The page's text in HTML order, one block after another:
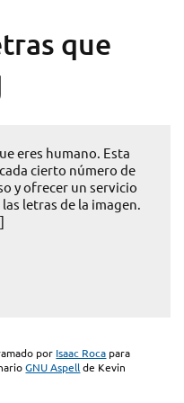
que
eres humano. Esta
cierto número de
y ofrecer un servicio
letras de la imagen.
por Isaac Roca para
GNU Aspellde Kevin